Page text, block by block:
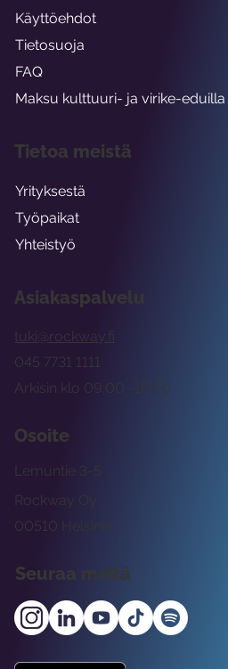
Asiakaspalvelu
tuki@rockway.fi
Arkisin klo 09:00 -15:00
045 7731 1111
Osoite
Rockway Oy
Lemuntie 3-5
00510 Helsinki
Seuraa meitä
Käyttöehdot
Tietosuoja
FAQ
Maksu kulttuuri- ja virike-eduilla
Tietoa meistä
Yrityksestä
Työpaikat
Yhteistyö